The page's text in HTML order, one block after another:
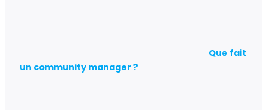
Que fait
un community manager ?